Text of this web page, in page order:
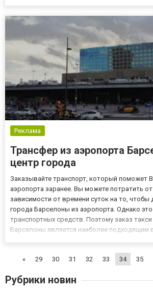
Реклама
Трансфер из аэропорта
центр города
Заказывайте транспорт, который поможет
аэропорта заранее. Вы можете потратить
зависимости от времени суток на то, чтобы
города Барселоны из аэропорта. Однако это
транспортных средств. Поэтому заказ
Барселоны является наиболее подходящим
ком...
« 29 30 31 32 33 34 35
Рубрики новин